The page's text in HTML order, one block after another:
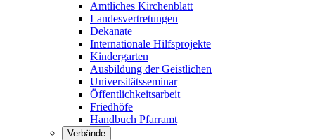
Amtliches Kirchenblatt
Landesvertretungen
Dekanate
Internationale Hilfsprojekte
Kindergarten
Ausbildung der Geistlichen
Universitätsseminar
Öffentlichkeitsarbeit
Friedhöfe
Handbuch Pfarramt
Verbände